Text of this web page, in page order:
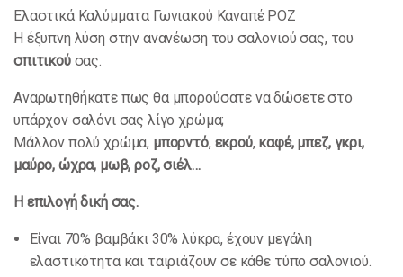
Ελαστικά Καλύμματα Γωνιακού Καναπέ ΡΟΖ
Η έξυπνη λύση στην ανανέωση του σαλονιού σας, του
σπιτικούσας.
Αναρωτηθήκατε πως θα μπορούσατε να δώσετε στο
υπάρχον σαλόνι σας λίγο χρώμα;
Μάλλον πολύ χρώμα, μπορντό, εκρού, καφέ, μπεζ, γκρι,
μαύρο, ώχρα, μωβ, ροζ, σιέλ…
Η επιλογή δική σας.
Είναι 70% βαμβάκι 30% λύκρα, έχουν μεγάλη
ελαστικότητα και ταιριάζουν σε κάθε τύπο σαλονιού.